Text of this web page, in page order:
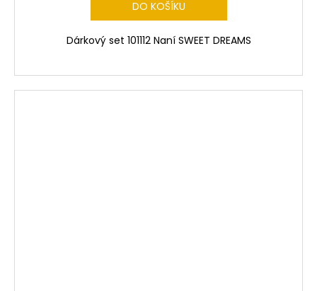
DO KOŠÍKU
Dárkový set 101112 Naní SWEET DREAMS